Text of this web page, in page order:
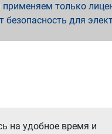
только
безопасность для
на удобное время и